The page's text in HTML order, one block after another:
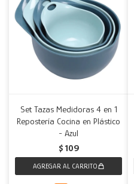
Set Tazas Medidoras 4 en 1
Repostería Cocina en Plástico
- Azul
$ 109